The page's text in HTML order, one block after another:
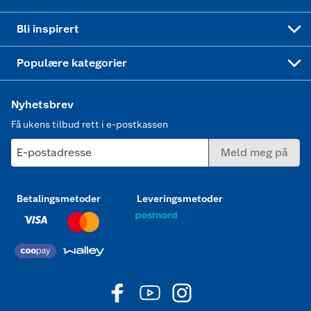
Bli inspirert
Populære kategorier
Nyhetsbrev
Få ukens tilbud rett i e-postkassen
E-postadresse Meld meg på
Betalingsmetoder Leveringsmetoder